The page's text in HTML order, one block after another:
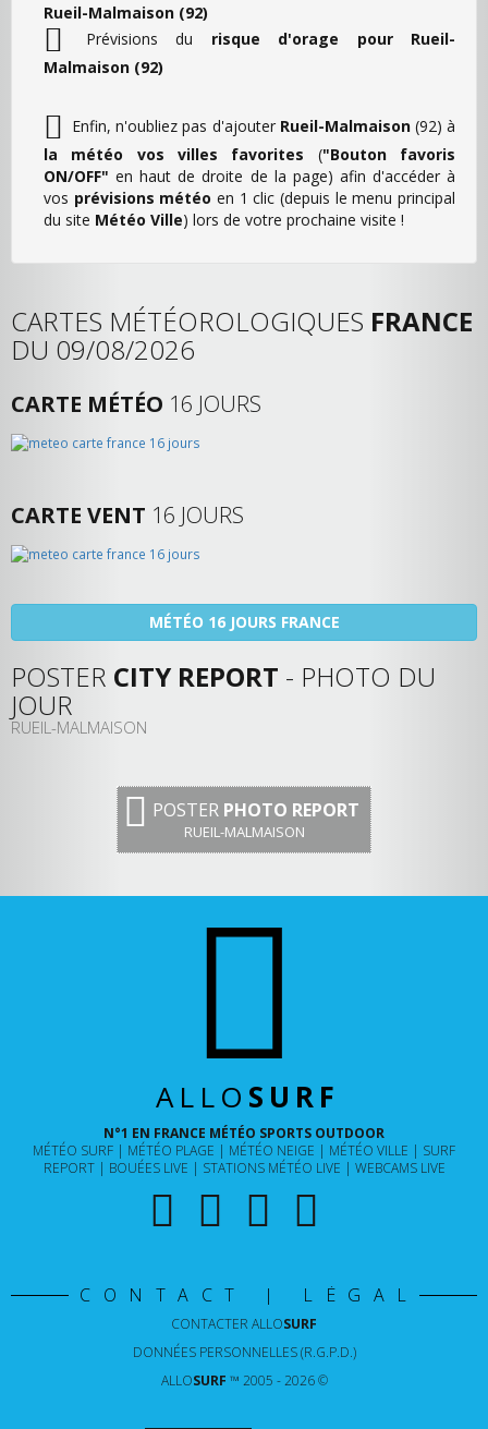
Rueil-Malmaison (92)
Prévisions du risque d'orage pour Rueil-
Malmaison (92)
Enfin, n'oubliez pas d'ajouter Rueil-Malmaison(92) à
la météo vos villes favorites ("Bouton favoris
ON/OFF" en haut de droite de la page) afin d'accéder à
vos prévisions météo en 1 clic (depuis le menu principal
du site Météo Ville) lors de votre prochaine visite !
CARTES MÉTÉOROLOGIQUES FRANCE
DU 09/08/2026
CARTE MÉTÉO 16 JOURS
CARTE VENT 16 JOURS
MÉTÉO 16 JOURS FRANCE
POSTER CITY REPORT - PHOTO DU
JOUR
RUEIL-MALMAISON
POSTER PHOTO REPORT
RUEIL-MALMAISON
ALLO SURF
N°1 EN FRANCE MÉTÉO SPORTS OUTDOOR
MÉTÉO SURF
MÉTÉO PLAGE MÉTÉO NEIGE MÉTÉO VILLE
SURF
REPORT
BOUÉES LIVE STATIONS MÉTÉO LIVE WEBCAMS LIVE
CONTACT | LÉGAL
CONTACTER ALLOSURF
DONNÉES PERSONNELLES (R.G.P.D.)
ALLOSURF ™ 2005 - 2026 ©